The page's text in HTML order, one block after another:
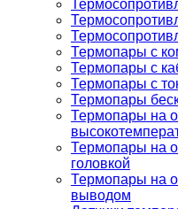
Термопары с
Термопары с
Термопары с
Термопары
Термопары на
Термопары на
головкой
Термопары на
выводом